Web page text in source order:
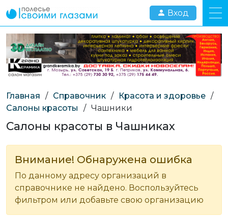
Вход
Главная / Справочник / Красота и здоровье /
Салоны красоты
/ Чашники
Салоны красоты в Чашниках
Внимание! Обнаружена ошибка
По данному адресу организаций в
справочнике не найдено. Воспользуйтесь
фильтром или добавьте свою организацию